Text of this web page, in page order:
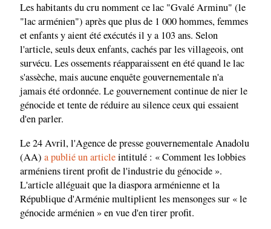
Les habitants du cru nomment ce lac "Gvalé Arminu" (le
"lac arménien") après que plus de 1 000 hommes, femmes
et enfants y aient été exécutés il y a 103 ans. Selon
l'article, seuls deux enfants, cachés par les villageois, ont
survécu. Les ossements réapparaissent en été quand le lac
s'assèche, mais aucune enquête gouvernementale n'a
jamais été ordonnée. Le gouvernement continue de nier le
génocide et tente de réduire au silence ceux qui essaient
d'en parler.
Le 24 Avril, l'Agence de presse gouvernementale Anadolu
(AA) a publié un articleintitulé : « Comment les lobbies
arméniens tirent profit de l'industrie du génocide ».
L'article alléguait que la diaspora arménienne et la
République d'Arménie multiplient les mensonges sur « le
génocide arménien » en vue d'en tirer profit.